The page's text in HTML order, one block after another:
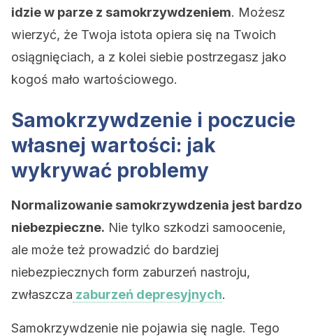
idzie w parze z samokrzywdzeniem. Możesz
wierzyć, że Twoja istota opiera się na Twoich
osiągnięciach, a z kolei siebie postrzegasz jako
kogoś mało wartościowego.
Samokrzywdzenie i poczucie
własnej wartości: jak
wykrywać problemy
Normalizowanie samokrzywdzenia jest bardzo
niebezpieczne. Nie tylko szkodzi samoocenie,
ale może też prowadzić do bardziej
niebezpiecznych form zaburzeń nastroju,
zwłaszcza zaburzeń depresyjnych.
Samokrzywdzenie nie pojawia się nagle. Tego